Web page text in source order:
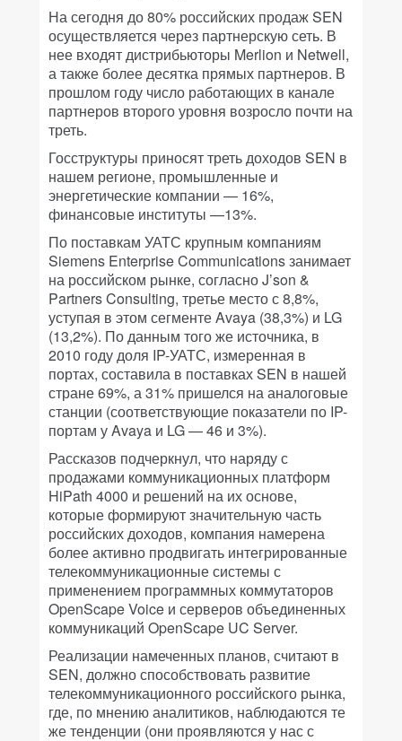
На сегодня до 80% российских продаж SEN
осуществляется через партнерскую сеть. В
нее входят дистрибьюторы Merlion и Netwell,
а также более десятка прямых партнеров. В
прошлом году число работающих в канале
партнеров второго уровня возросло почти на
треть.
Госструктуры приносят треть доходов SEN в
нашем регионе, промышленные и
энергетические компании — 16%,
финансовые институты —13%.
По поставкам УАТС крупным компаниям
Siemens Enterprise Communications занимает
на российском рынке, согласно J’son &
Partners Consulting, третье место с 8,8%,
уступая в этом сегменте Avaya (38,3%) и LG
(13,2%). По данным того же источника, в
2010 году доля IP-УАТС, измеренная в
портах, составила в поставках SEN в нашей
стране 69%, а 31% пришелся на аналоговые
станции (соответствующие показатели по IP-
портам у Avaya и LG — 46 и 3%).
Рассказов подчеркнул, что наряду с
продажами коммуникационных платформ
HiPath 4000 и решений на их основе,
которые формируют значительную часть
российских доходов, компания намерена
более активно продвигать интегрированные
телекоммуникационные системы с
применением программных коммутаторов
OpenScape Voice и серверов объединенных
коммуникаций OpenScape UC Server.
Реализации намеченных планов, считают в
SEN, должно способствовать развитие
телекоммуникационного российского рынка,
где, по мнению аналитиков, наблюдаются те
же тенденции (они проявляются у нас с